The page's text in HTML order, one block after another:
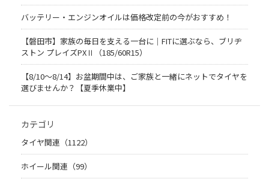
バッテリー・エンジンオイルは価格改定前の今がおすすめ！
【磐田市】家族の毎日を支える一台に｜FITに選ぶなら、ブリヂ
ストン プレイズPXⅡ（185/60R15）
【8/10～8/14】お盆期間中は、ご家族と一緒にネットでタイヤを
選びませんか？【夏季休業中】
カテゴリ
タイヤ関連（1122）
ホイール関連（99）